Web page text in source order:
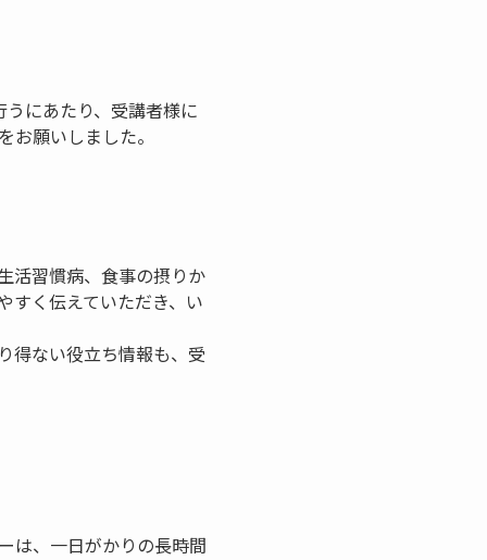
にあたり、受講者様に
願いしました。
活習慣病、食事の摂りか
すく伝えていただき、い
得ない役立ち情報も、受
は、一日がかりの長時間